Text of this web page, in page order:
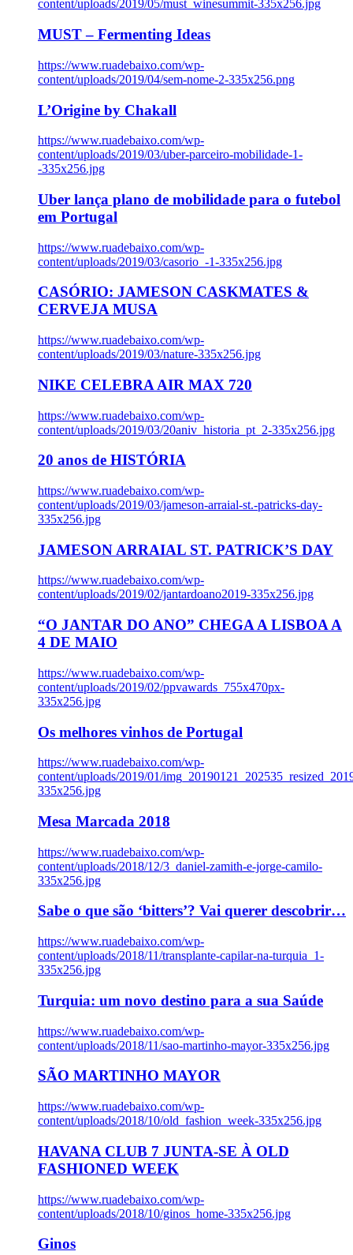
content/uploads/2019/05/must_winesummit-335x256.jpg
MUST – Fermenting Ideas
https://www.ruadebaixo.com/wp-
content/uploads/2019/04/sem-nome-2-335x256.png
L’Origine by Chakall
https://www.ruadebaixo.com/wp-
content/uploads/2019/03/uber-parceiro-mobilidade-1-
-335x256.jpg
Uber lança plano de mobilidade para o futebol
em Portugal
https://www.ruadebaixo.com/wp-
content/uploads/2019/03/casorio_-1-335x256.jpg
CASÓRIO: JAMESON CASKMATES &
CERVEJA MUSA
https://www.ruadebaixo.com/wp-
content/uploads/2019/03/nature-335x256.jpg
NIKE CELEBRA AIR MAX 720
https://www.ruadebaixo.com/wp-
content/uploads/2019/03/20aniv_historia_pt_2-335x256.jpg
20 anos de HISTÓRIA
https://www.ruadebaixo.com/wp-
content/uploads/2019/03/jameson-arraial-st.-patricks-day-
335x256.jpg
JAMESON ARRAIAL ST. PATRICK’S DAY
https://www.ruadebaixo.com/wp-
content/uploads/2019/02/jantardoano2019-335x256.jpg
“O JANTAR DO ANO” CHEGA A LISBOA A
4 DE MAIO
https://www.ruadebaixo.com/wp-
content/uploads/2019/02/ppvawards_755x470px-
335x256.jpg
Os melhores vinhos de Portugal
https://www.ruadebaixo.com/wp-
content/uploads/2019/01/
335x256.jpg
Mesa Marcada 2018
https://www.ruadebaixo.com/wp-
content/uploads/2018/12/3_daniel-zamith-e-jorge-camilo-
335x256.jpg
Sabe o que são ‘bitters’? Vai querer descobrir…
https://www.ruadebaixo.com/wp-
content/uploads/2018/11/transplante-capilar-na-turquia_1-
335x256.jpg
Turquia: um novo destino para a sua Saúde
https://www.ruadebaixo.com/wp-
content/uploads/2018/11/sao-martinho-mayor-335x256.jpg
SÃO MARTINHO MAYOR
https://www.ruadebaixo.com/wp-
content/uploads/2018/10/old_fashion_week-335x256.jpg
HAVANA CLUB 7 JUNTA-SE À OLD
FASHIONED WEEK
https://www.ruadebaixo.com/wp-
content/uploads/2018/10/ginos_home-335x256.jpg
Ginos